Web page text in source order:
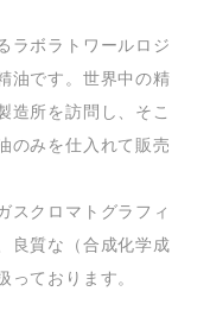
ラボラトワールロジ
油です。世界中の精
造所を訪問し、そこ
のみを仕入れて販売
スクロマトグラフィ
良質な（合成化学成
っております。